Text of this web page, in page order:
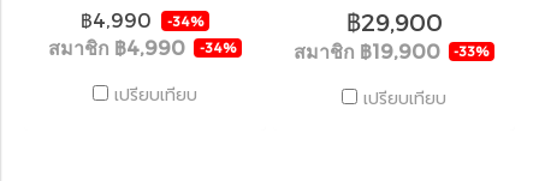
฿4,990 -34%
สมาชิก ฿4,990 -34%
เปรียบเทียบ
฿29,900
สมาชิก ฿19,900 -33%
เปรียบเทียบ